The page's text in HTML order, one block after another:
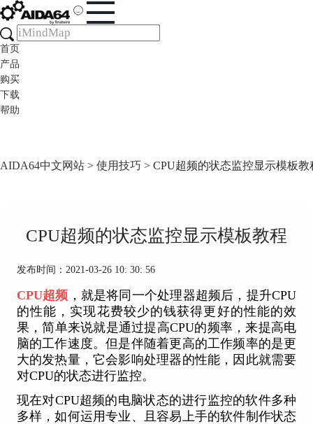
首页
产品
购买
下载
帮助
AIDA64中文网站 > 使用技巧 > CPU超频的状态监控显示模板教
CPU超频的状态监控显示模板教程
发布时间：2021-03-26 10: 30: 56
CPU超频 ，就是将同一个处理器超频后，提升CPU
的性能，实现花费较少的钱获得更好的性能的效
果，简单来说就是通过提高CPU的频率，来提高电
脑的工作速度。但是伴随着更高的工作频率的是更
大的发热量，它会影响处理器的性能，因此就需要
对CPU的状态进行监控。
现在对CPU超频的电脑状态的进行监控的软件多种
多样，如何运用专业、且容易上手的软件制作状态